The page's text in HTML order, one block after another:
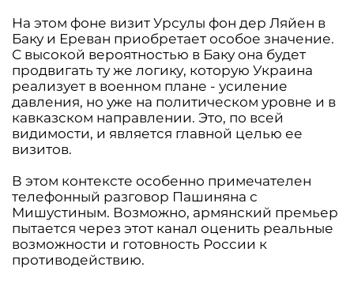
На этом фоне визит Урсулы фон дер Ляйен в
Баку и Ереван приобретает особое значение.
С высокой вероятностью в Баку она будет
продвигать ту же логику, которую Украина
реализует в военном плане - усиление
давления, но уже на политическом уровне и в
кавказском направлении. Это, по всей
видимости, и является главной целью ее
визитов.
В этом контексте особенно примечателен
телефонный разговор Пашиняна с
Мишустиным. Возможно, армянский премьер
пытается через этот канал оценить реальные
возможности и готовность России к
противодействию.